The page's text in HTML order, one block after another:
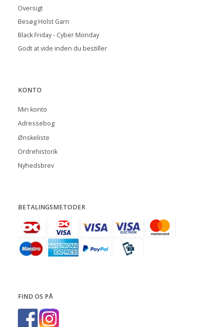
Oversigt
Besøg Holst Garn
Black Friday - Cyber Monday
Godt at vide inden du bestiller
KONTO
Min konto
Adressebog
Ønskeliste
Ordrehistorik
Nyhedsbrev
BETALINGSMETODER
FIND OS PÅ